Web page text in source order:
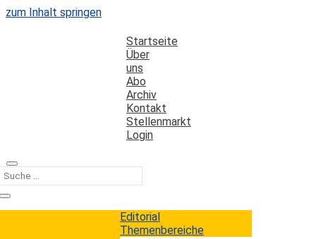
zum Inhalt springen
Startseite
Über
uns
Abo
Archiv
Kontakt
Stellenmarkt
Login
Editorial
Themenbereiche
Kategorie
digitaler Wandel